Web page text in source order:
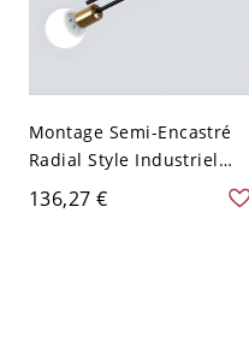
Montage Semi-Encastré
Radial Style Industriel
Semi-Plafonnier en Métal
pour Salon - Noir 110 V-
136,27 €